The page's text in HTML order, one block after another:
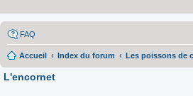
FAQ
Accueil Index du forum Les poissons de
L'encornet